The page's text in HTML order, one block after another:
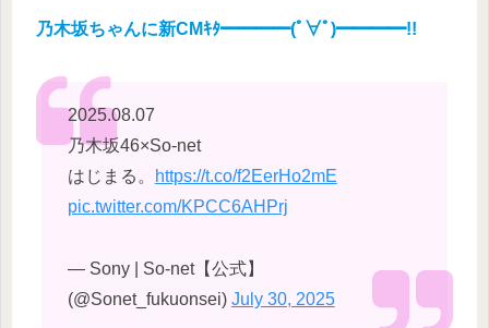
乃木坂ちゃんに新CMｷﾀ━━━━(ﾟ∀ﾟ)━━━━!!
2025.08.07
乃木坂46×So-net
はじまる。
https://t.co/f2EerHo2mE
pic.twitter.com/KPCC6AHPrj
— Sony | So-net【公式】
(@Sonet_fukuonsei) July 30, 2025